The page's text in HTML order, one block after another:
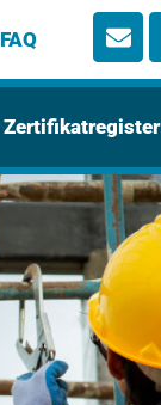
FAQ
Zertifikatregister